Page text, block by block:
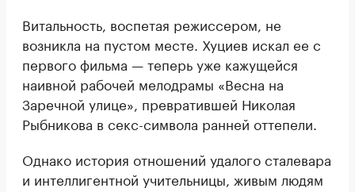
Витальность, воспетая режиссером, не
возникла на пустом месте. Хуциев искал ее с
первого фильма — теперь уже кажущейся
наивной рабочей мелодрамы «Весна на
Заречной улице», превратившей Николая
Рыбникова в секс-символа ранней оттепели.
Однако история отношений удалого сталевара
и интеллигентной учительницы, живым людям